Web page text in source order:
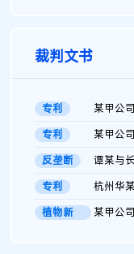
裁判文书
专利
专利
反垄断
专利
植物新